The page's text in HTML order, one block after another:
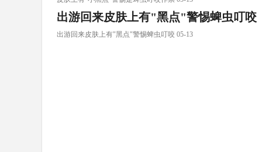
出游回来皮肤上有"黑点"警惕蜱虫叮咬
出游回来皮肤上有"黑点"警惕蜱虫叮咬 05-13